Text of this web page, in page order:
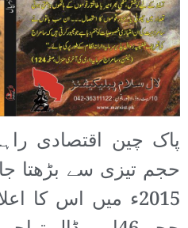
پاک چین اقتصادی
حجم تیزی سے بڑھتا
2015ء میں اس کا